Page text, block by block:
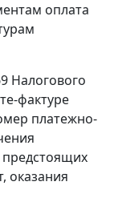
оплата
Налогового
фактуре
платежно-
оказания